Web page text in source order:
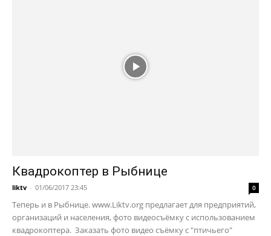
Квадрокоптер в Рыбнице
liktv - 01/06/2017 23:45 0
Теперь и в Рыбнице. www.Liktv.org предлагает для предприятий,
организаций и населения, фото видеосъёмку с использованием
квадрокоптера. Заказать фото видео съёмку с "птичьего"